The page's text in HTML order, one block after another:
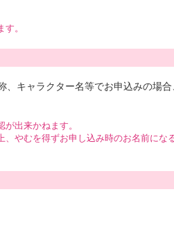
。
キャラクター名等でお申込みの場
出来かねます。
やむを得ずお申し込み時のお名前にな